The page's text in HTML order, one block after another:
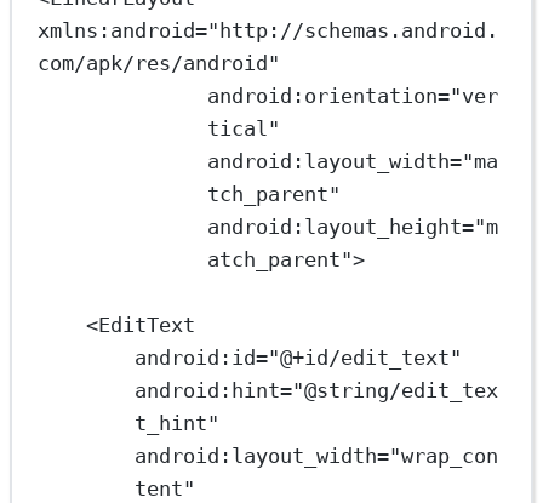
xmlns:android="http://schemas.android.
com/apk/res/android"
android:orientation="ver
tical"
android:layout_width="ma
tch_parent"
android:layout_height="m
atch_parent">
<EditText
android:id="@+id/edit_text"
android:hint="@string/edit_tex
t_hint"
android:layout_width="wrap_con
tent"